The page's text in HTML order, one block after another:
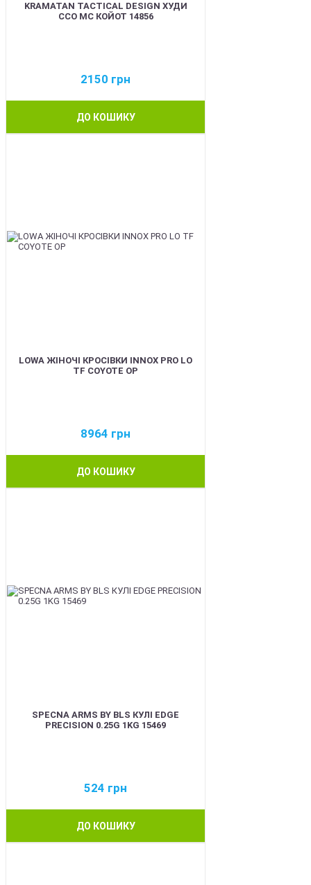
KRAMATAN TACTICAL DESIGN ХУДИ
ССО МС КОЙОТ 14856
2150 грн
ДО КОШИКУ
LOWA ЖІНОЧІ КРОСІВКИ INNOX PRO LO
TF COYOTE OP
8964 грн
ДО КОШИКУ
SPECNA ARMS BY BLS КУЛІ EDGE
PRECISION 0.25G 1KG 15469
524 грн
ДО КОШИКУ